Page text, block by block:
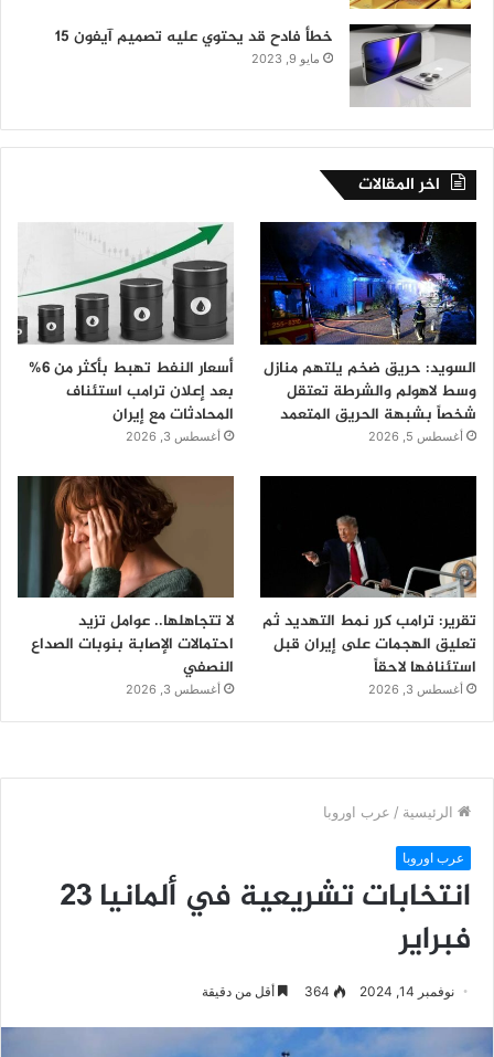
خطأ فادح قد يحتوي عليه تصميم آيفون 15
مايو 9, 2023
اخر المقالات
السويد: حريق ضخم يلتهم منازل
وسط لاهولم والشرطة تعتقل
شخصاً بشبهة الحريق المتعمد
أغسطس 5, 2026
أسعار النفط تهبط بأكثر من 6%
بعد إعلان ترامب استئناف
المحادثات مع إيران
أغسطس 3, 2026
تقرير: ترامب كرر نمط التهديد ثم
تعليق الهجمات على إيران قبل
استئنافها لاحقاً
أغسطس 3, 2026
لا تتجاهلها.. عوامل تزيد
احتمالات الإصابة بنوبات الصداع
النصفي
أغسطس 3, 2026